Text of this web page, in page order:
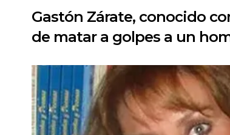
Gastón Zárate, conocido
de matar a golpes a un